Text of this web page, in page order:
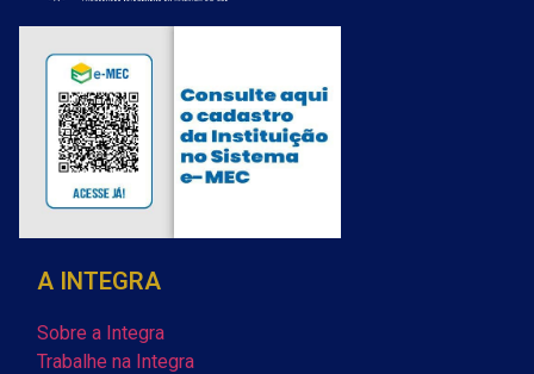
A INTEGRA
Sobre a Integra
Trabalhe na Integra